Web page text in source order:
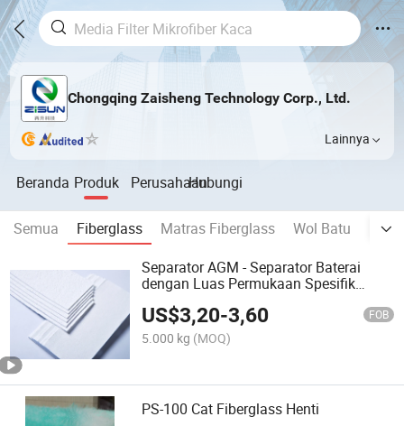
Chongqing Zaisheng Technology Corp., Ltd.
Lainnya
Beranda Produk PerusahaanHubungi
Semua Fiberglass Matras Fiberglass Wol Batu
Separator AGM - Separator Baterai
dengan Luas Permukaan Spesifik
US$3,20-3,60 FOB
5.000 kg (MOQ)
PS-100 Cat Fiberglass Henti